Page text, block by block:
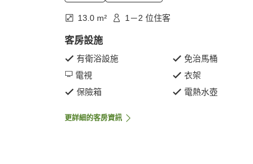
13.0 m² 1－2 位住客
客房設施
有衛浴設施
免治馬桶
電視
衣架
保險箱
電熱水壺
更詳細的客房資訊